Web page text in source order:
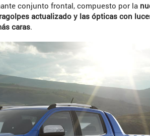
conjunto frontal, compuesto por la
actualizado y las ópticas con
caras.